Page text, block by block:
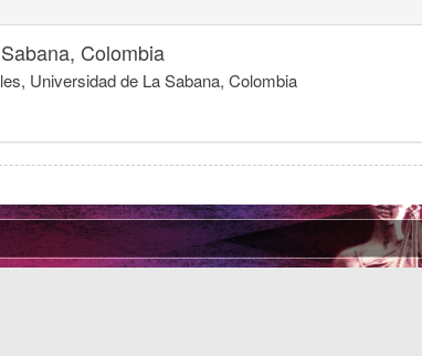
Colombia
Universidad de La Sabana, Colombia